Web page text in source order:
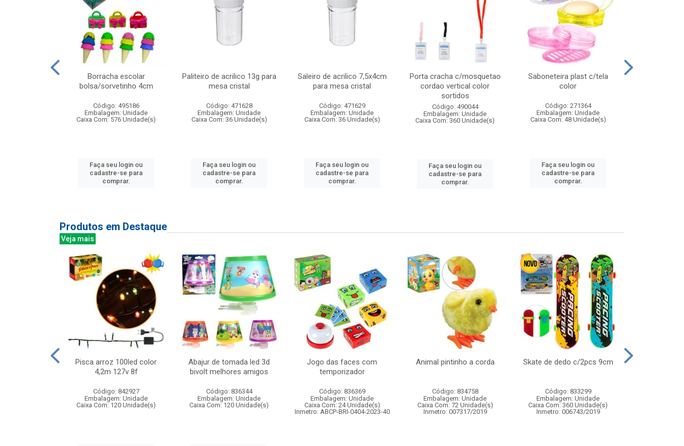
Borracha escolar
bolsa/sorvetinho 4cm
Código: 495186
Embalagem: Unidade
Caixa Com: 576 Unidade(s)
Faça seu login ou
cadastre-se para
comprar.
Paliteiro de acrilico 13g para
mesa cristal
Código: 471628
Embalagem: Unidade
Caixa Com: 36 Unidade(s)
Faça seu login ou
cadastre-se para
comprar.
Saleiro de acrilico 7,5x4cm
para mesa cristal
Código: 471629
Embalagem: Unidade
Caixa Com: 36 Unidade(s)
Faça seu login ou
cadastre-se para
comprar.
Porta cracha c/mosquetao
cordao vertical color
sortidos
Código: 490044
Embalagem: Unidade
Caixa Com: 360 Unidade(s)
Faça seu login ou
cadastre-se para
comprar.
Saboneteira plast c/tela
color
Código: 271364
Embalagem: Unidade
Caixa Com: 48 Unidade(s)
Faça seu login ou
cadastre-se para
comprar.
Produtos em Destaque
Veja mais
Pisca arroz 100led color
4,2m 127v 8f
Código: 842927
Embalagem: Unidade
Caixa Com: 120 Unidade(s)
Abajur de tomada led 3d
bivolt melhores amigos
Código: 836344
Embalagem: Unidade
Caixa Com: 120 Unidade(s)
Jogo das faces com
temporizador
Código: 836369
Embalagem: Unidade
Caixa Com: 24 Unidade(s)
Inmetro: ABCP-BRI-0404-2023-40
Animal pintinho a corda
Código: 834758
Embalagem: Unidade
Caixa Com: 72 Unidade(s)
Inmetro: 007317/2019
Skate de dedo c/2pcs 9cm
Código: 833299
Embalagem: Unidade
Caixa Com: 360 Unidade(s)
Inmetro: 006743/2019